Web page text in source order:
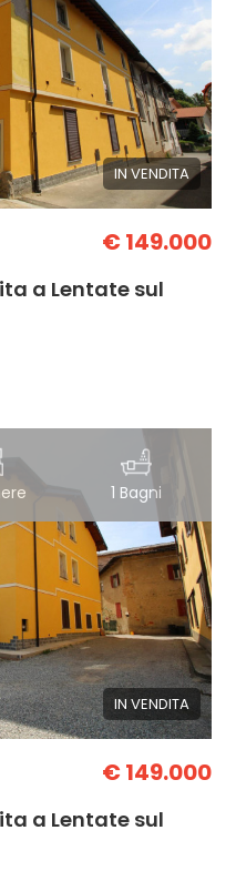
IN VENDITA
€ 149.000
a Lentate sul
1 Bagni
IN VENDITA
€ 149.000
a Lentate sul